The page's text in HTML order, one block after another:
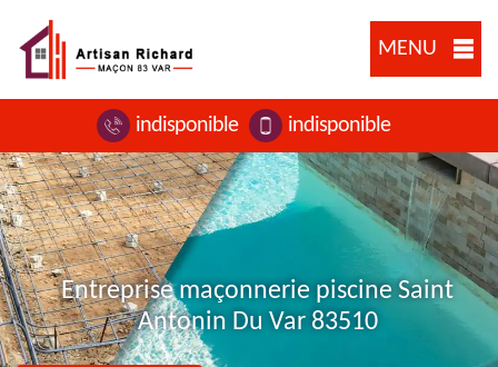
MENU
indisponible indisponible
Entreprise maçonnerie piscine Saint
Antonin Du Var 83510